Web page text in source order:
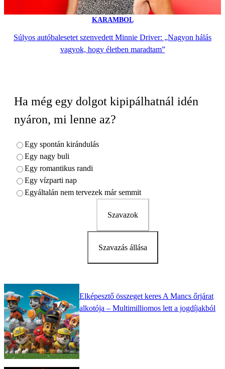
KARAMBOL
Súlyos autóbalesetet szenvedett Minnie Driver: „Nagyon hálás
vagyok, hogy életben maradtam”
Ha még egy dolgot kipipálhatnál idén
nyáron, mi lenne az?
Egy spontán kirándulás
Egy nagy buli
Egy romantikus randi
Egy vízparti nap
Egyáltalán nem tervezek már semmit
Szavazok
Szavazás állása
Elképesztő összeget keres A Mancs őrjárat
alkotója – Multimilliomos lett a jogdíjakból